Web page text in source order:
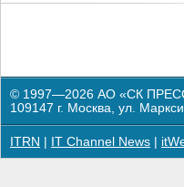
© 1997—2026 АО «СК
109147 г. Москва, ул.
ITRN IT Channel News